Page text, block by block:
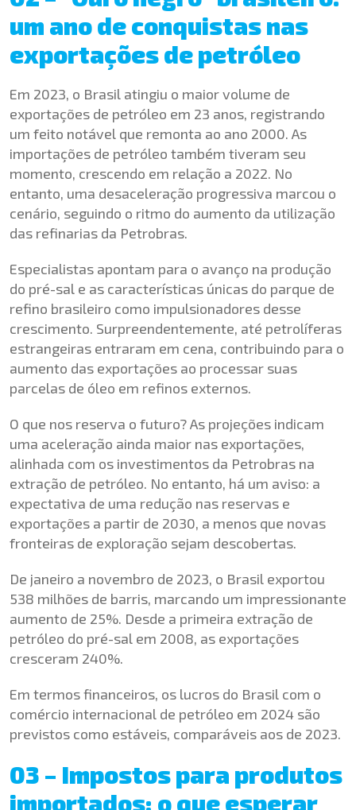
um ano de conquistas nas
exportações de petróleo
Em 2023, o Brasil atingiu o maior volume de
exportações de petróleo em 23 anos, registrando
um feito notável que remonta ao ano 2000. As
importações de petróleo também tiveram seu
momento, crescendo em relação a 2022. No
entanto, uma desaceleração progressiva marcou o
cenário, seguindo o ritmo do aumento da utilização
das refinarias da Petrobras.
Especialistas apontam para o avanço na produção
do pré-sal e as características únicas do parque de
refino brasileiro como impulsionadores desse
crescimento. Surpreendentemente, até petrolíferas
estrangeiras entraram em cena, contribuindo para o
aumento das exportações ao processar suas
parcelas de óleo em refinos externos.
O que nos reserva o futuro? As projeções indicam
uma aceleração ainda maior nas exportações,
alinhada com os investimentos da Petrobras na
extração de petróleo. No entanto, há um aviso: a
expectativa de uma redução nas reservas e
exportações a partir de 2030, a menos que novas
fronteiras de exploração sejam descobertas.
De janeiro a novembro de 2023, o Brasil exportou
538 milhões de barris, marcando um impressionante
aumento de 25%. Desde a primeira extração de
petróleo do pré-sal em 2008, as exportações
cresceram 240%.
Em termos financeiros, os lucros do Brasil com o
comércio internacional de petróleo em 2024 são
previstos como estáveis, comparáveis aos de 2023.
03 – Impostos para produtos
importados: o que esperar